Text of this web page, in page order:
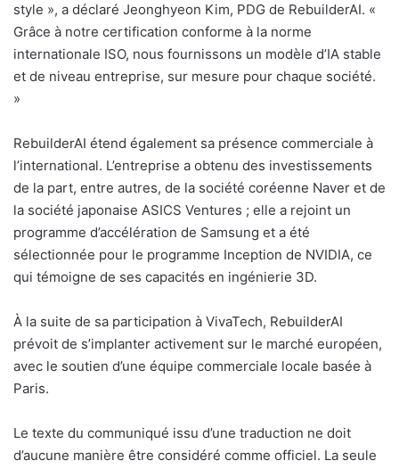
style », a déclaré Jeonghyeon Kim, PDG de RebuilderAI. «
Grâce à notre certification conforme à la norme
internationale ISO, nous fournissons un modèle d’IA stable
et de niveau entreprise, sur mesure pour chaque société.
»
RebuilderAI étend également sa présence commerciale à
l’international. L’entreprise a obtenu des investissements
de la part, entre autres, de la société coréenne Naver et de
la société japonaise ASICS Ventures ; elle a rejoint un
programme d’accélération de Samsung et a été
sélectionnée pour le programme Inception de NVIDIA, ce
qui témoigne de ses capacités en ingénierie 3D.
À la suite de sa participation à VivaTech, RebuilderAI
prévoit de s’implanter activement sur le marché européen,
avec le soutien d’une équipe commerciale locale basée à
Paris.
Le texte du communiqué issu d’une traduction ne doit
d’aucune manière être considéré comme officiel. La seule